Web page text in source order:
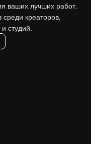
ваших лучших работ.
креаторов,
студий.